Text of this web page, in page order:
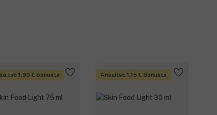
1,90 € bonusta Ansaitse 1,15 € bonusta